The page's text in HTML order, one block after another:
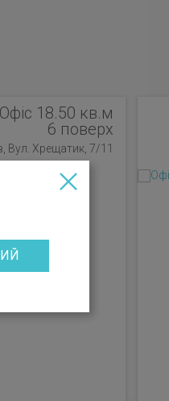
Офіс 18.50 кв.м
6 поверх
Вул. Хрещатик, 7/11